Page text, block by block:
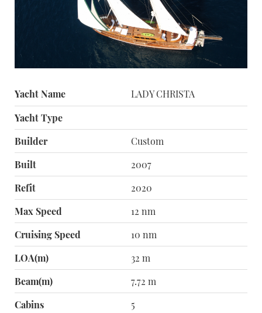
Yacht Name
LADY CHRISTA
Yacht Type
Builder
Custom
Built
2007
Refit
2020
Max Speed
12 nm
Cruising Speed
10 nm
LOA(m)
32 m
Beam(m)
7.72 m
Cabins
5